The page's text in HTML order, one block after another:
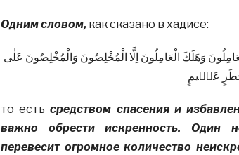
Одним словом, как сказано в хадисе:
وَهَلَكَ الْعَامِلُونَ اِلَّا الْمُخْلِصُونَ وَالْمُخْلِصُونَ عَلٰى
عَظٖيمٍ
то естьсредством спасения и
важно обрести искренность. Один
перевесит огромное количество